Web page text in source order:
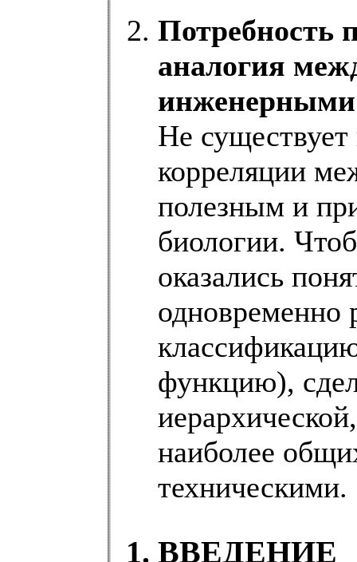
Потребность
аналогия
Не
корреляции
полезным и
биологии.
оказались
одновременно
функцию),
наиболее
техническими.
1. ВВЕДЕНИЕ